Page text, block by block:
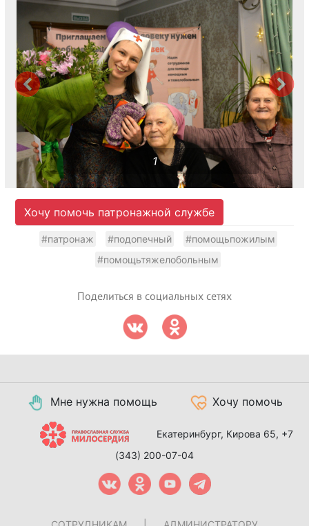
1
Хочу помочь патронажной службе
#патронаж #подопечный
#помощьпожилым
#помощьтяжелобольным
Поделиться в социальных сетях
Мне нужна помощь Хочу помочь
Екатеринбург, Кирова 65, +7
(343) 200-07-04